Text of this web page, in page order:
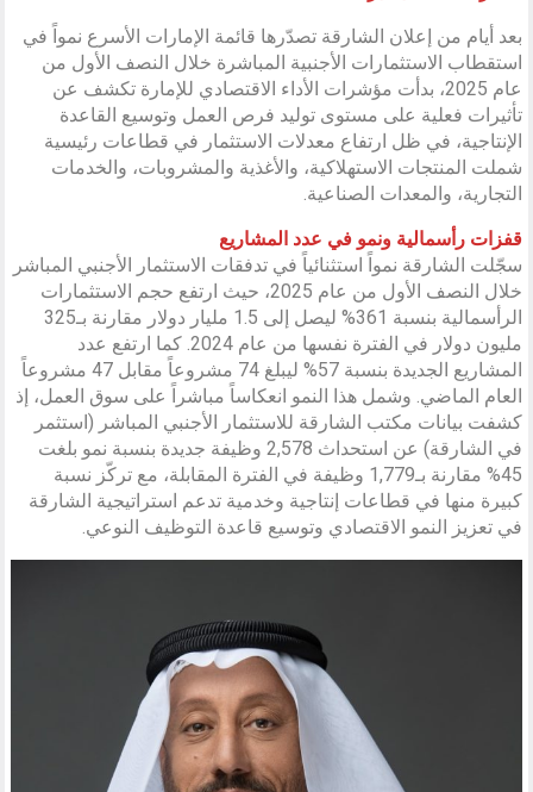
بعد أيام من إعلان الشارقة تصدّرها قائمة الإمارات الأسرع نمواً في
استقطاب الاستثمارات الأجنبية المباشرة خلال النصف الأول من
عام 2025، بدأت مؤشرات الأداء الاقتصادي للإمارة تكشف عن
تأثيرات فعلية على مستوى توليد فرص العمل وتوسيع القاعدة
الإنتاجية، في ظل ارتفاع معدلات الاستثمار في قطاعات رئيسية
شملت المنتجات الاستهلاكية، والأغذية والمشروبات، والخدمات
التجارية، والمعدات الصناعية.
قفزات رأسمالية ونمو في عدد المشاريع
سجّلت الشارقة نمواً استثنائياً في تدفقات الاستثمار الأجنبي المباشر
خلال النصف الأول من عام 2025، حيث ارتفع حجم الاستثمارات
الرأسمالية بنسبة 361% ليصل إلى 1.5 مليار دولار مقارنة بـ325
مليون دولار في الفترة نفسها من عام 2024. كما ارتفع عدد
المشاريع الجديدة بنسبة 57% ليبلغ 74 مشروعاً مقابل 47 مشروعاً
العام الماضي. وشمل هذا النمو انعكاساً مباشراً على سوق العمل، إذ
كشفت بيانات مكتب الشارقة للاستثمار الأجنبي المباشر (استثمر
في الشارقة) عن استحداث 2,578 وظيفة جديدة بنسبة نمو بلغت
45% مقارنة بـ1,779 وظيفة في الفترة المقابلة، مع تركّز نسبة
كبيرة منها في قطاعات إنتاجية وخدمية تدعم استراتيجية الشارقة
في تعزيز النمو الاقتصادي وتوسيع قاعدة التوظيف النوعي.